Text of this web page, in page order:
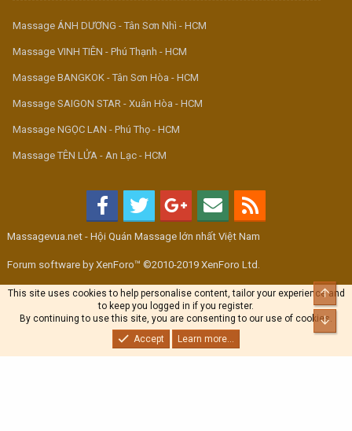
Massage ÁNH DƯƠNG - Tân Sơn Nhì - HCM
Massage VINH TIÊN - Phú Thạnh - HCM
Massage BANGKOK - Tân Sơn Hòa - HCM
Massage SAIGON STAR - Xuân Hòa - HCM
Massage NGỌC LAN - Phú Thọ - HCM
Massage TÊN LỬA - An Lạc - HCM
Massagevua.net - Hội Quán Massage lớn nhất Việt Nam
Forum software by XenForo™ ©2010-2019 XenForo Ltd.
This site uses cookies to help personalise content, tailor your experience and
to keep you logged in if you register.
By continuing to use this site, you are consenting to our use of cookies.
Accept
Learn more...
Top